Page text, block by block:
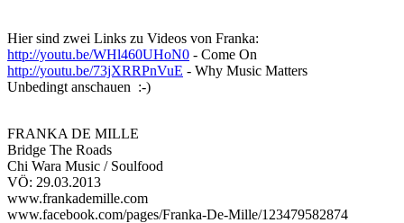
Hier sind zwei Links zu Videos von Franka:
http://youtu.be/WHl460UHoN0 - Come On
http://youtu.be/73jXRRPnVuE - Why Music Matters
Unbedingt anschauen :-)
FRANKA DE MILLE
Bridge The Roads
Chi Wara Music / Soulfood
VÖ: 29.03.2013
www.frankademille.com
www.facebook.com/pages/Franka-De-Mille/123479582874